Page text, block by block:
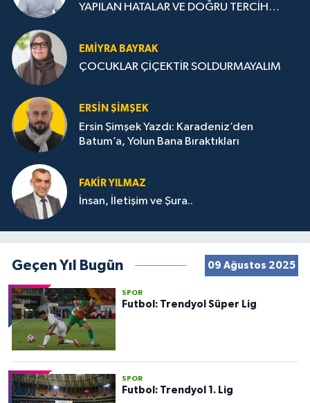
YAPILAN HATALAR VE DOĞRU TERCİH
EMIYRA BAYRAK
ÇOCUKLAR ÇİÇEKTİR SOLDURMAYALIM
ERSIN ŞIMŞEK
Ersin Şimşek Yazdı: Karadeniz’den
Batum’a, Yolun Bana Bıraktıkları
FAKIR YILMAZ
İnsan, İletişim ve Şura..
Geçen Yıl Bugün 09 Ağustos 2025
SPOR
Futbol: Trendyol Süper Lig
SPOR
Futbol: Trendyol 1. Lig